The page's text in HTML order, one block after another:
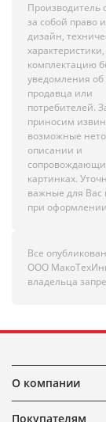
Производитель
за собой право
дизайн,
комплектацию
уведомления об
продавца или
потребителей.
приносим
возможные
описании и
картинках.
важные для Вас
при
Все
ООО
владельца
О компании
Покупателям